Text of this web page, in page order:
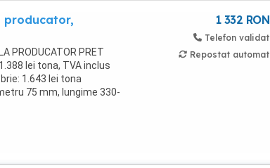
producator,
PRODUCATOR PRET
lei tona, TVA inclus
1.643 lei tona
75 mm, lungime 330-
1 332 RON
Telefon validat
Repostat automat